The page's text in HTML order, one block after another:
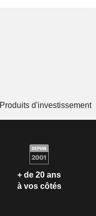
Produits d'investissement
+ de 20 ans
à vos côtés